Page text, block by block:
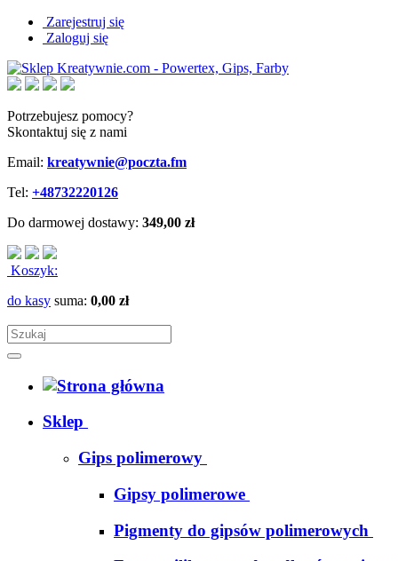
Zarejestruj się
Zaloguj się
Potrzebujesz pomocy?
Skontaktuj się z nami
Email: kreatywnie@poczta.fm
Tel: +48732220126
Do darmowej dostawy: 349,00 zł
Koszyk:
do kasy suma: 0,00 zł
Sklep
Gips polimerowy
Gipsy polimerowe
Pigmenty do gipsów polimerowych